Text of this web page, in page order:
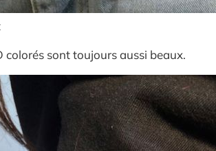
colorés sont toujours aussi beaux.